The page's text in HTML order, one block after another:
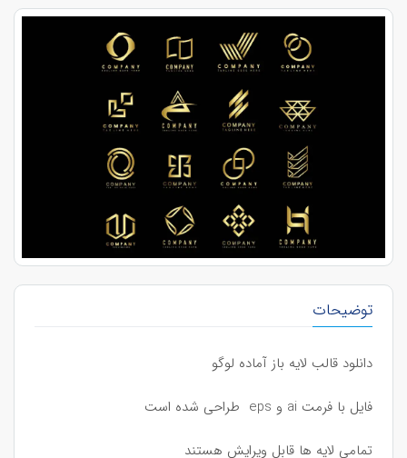
توضیحات
دانلود قالب لایه باز آماده لوگو
فایل با فرمت ai و eps طراحی شده است
تمامی لایه ها قابل ویرایش هستند